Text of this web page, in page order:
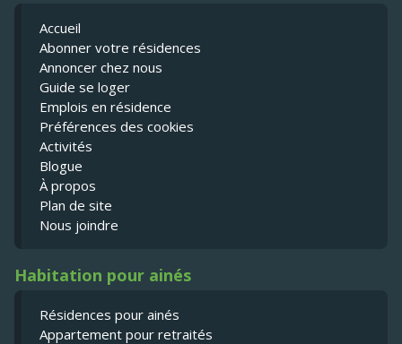
Accueil
Abonner votre résidences
Annoncer chez nous
Guide se loger
Emplois en résidence
Préférences des cookies
Activités
Blogue
À propos
Plan de site
Nous joindre
Habitation pour ainés
Résidences pour ainés
Appartement pour retraités